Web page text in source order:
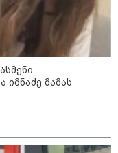
რა
თუ არ
არც
- გია
იმნაძე მამას